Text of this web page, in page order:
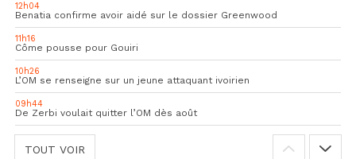
12h04
Benatia confirme avoir aidé sur le dossier Greenwood
11h16
Côme pousse pour Gouiri
10h26
L’OM se renseigne sur un jeune attaquant ivoirien
09h44
De Zerbi voulait quitter l’OM dès août
TOUT VOIR